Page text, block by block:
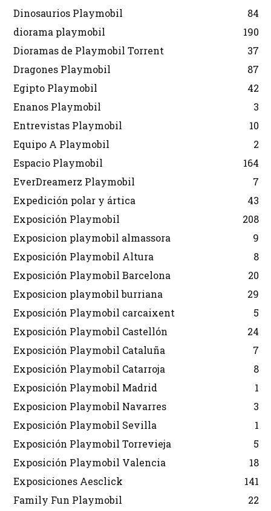
Dinosaurios Playmobil
84
diorama playmobil
190
Dioramas de Playmobil Torrent
37
Dragones Playmobil
87
Egipto Playmobil
42
Enanos Playmobil
3
Entrevistas Playmobil
10
Equipo A Playmobil
2
Espacio Playmobil
164
EverDreamerz Playmobil
7
Expedición polar y ártica
43
Exposición Playmobil
208
Exposicion playmobil almassora
9
Exposición Playmobil Altura
8
Exposición Playmobil Barcelona
20
Exposicion playmobil burriana
29
Exposición Playmobil carcaixent
5
Exposición Playmobil Castellón
24
Exposición Playmobil Cataluña
7
Exposición Playmobil Catarroja
8
Exposición Playmobil Madrid
1
Exposicion Playmobil Navarres
3
Exposición Playmobil Sevilla
1
Exposición Playmobil Torrevieja
5
Exposición Playmobil Valencia
18
Exposiciones Aesclick
141
Family Fun Playmobil
22